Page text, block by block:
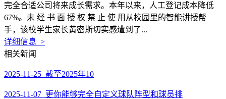
完全合适公司将来成长需求。本年以来，人工登记成本降低
67%。未 经 书 面 授 权 禁 止 使 用从校园里的智能讲授帮
手，该校学生家长黄密斯切实感遭到了...
详细信息 >
相关新闻
2025-11-25 截至2025年10
2025-11-07 更你能够完全自定义球队阵型和球员排